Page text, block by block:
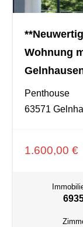
Wohnung
Penthouse
63571
1.600,00 €